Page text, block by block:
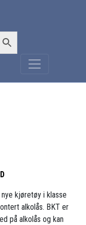
kjøretøy i klasse
alkolås. BKT er
på alkolås og kan